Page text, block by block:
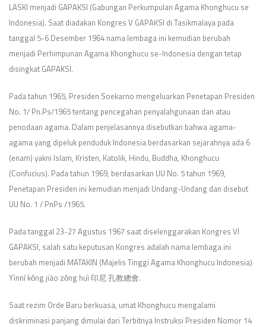
LASKI menjadi GAPAKSI (Gabungan Perkumpulan Agama Khonghucu se
Indonesia). Saat diadakan Kongres V GAPAKSI di Tasikmalaya pada
tanggal 5-6 Desember 1964 nama lembaga ini kemudian berubah
menjadi Perhimpunan Agama Khonghucu se-Indonesia dengan tetap
disingkat GAPAKSI.
Pada tahun 1965, Presiden Soekarno mengeluarkan Penetapan Presiden
No. 1/ Pn.Ps/1965 tentang pencegahan penyalahgunaan dan atau
penodaan agama. Dalam penjelasannya disebutkan bahwa agama-
agama yang dipeluk penduduk Indonesia berdasarkan sejarahnya ada 6
(enam) yakni Islam, Kristen, Katolik, Hindu, Buddha, Khonghucu
(Confucius). Pada tahun 1969, berdasarkan UU No. 5 tahun 1969,
Penetapan Presiden ini kemudian menjadi Undang-Undang dan disebut
UU No. 1 / PnPs /1965.
Pada tanggal 23-27 Agustus 1967 saat diselenggarakan Kongres VI
GAPAKSI, salah satu keputusan Kongres adalah nama lembaga ini
berubah menjadi MATAKIN (Majelis Tinggi Agama Khonghucu Indonesia)
Yìnní kǒng jiào zǒng huì 印尼 孔教總會.
Saat rezim Orde Baru berkuasa, umat Khonghucu mengalami
diskriminasi panjang dimulai dari Terbitnya Instruksi Presiden Nomor 14